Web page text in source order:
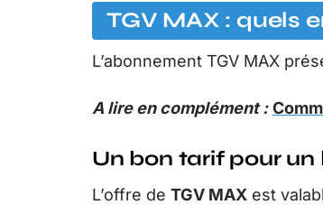
TGV MAX : quels
L’abonnement TGV MAX
A lire en complément :
Un bon tarif pour
L’offre de TGV MAX est